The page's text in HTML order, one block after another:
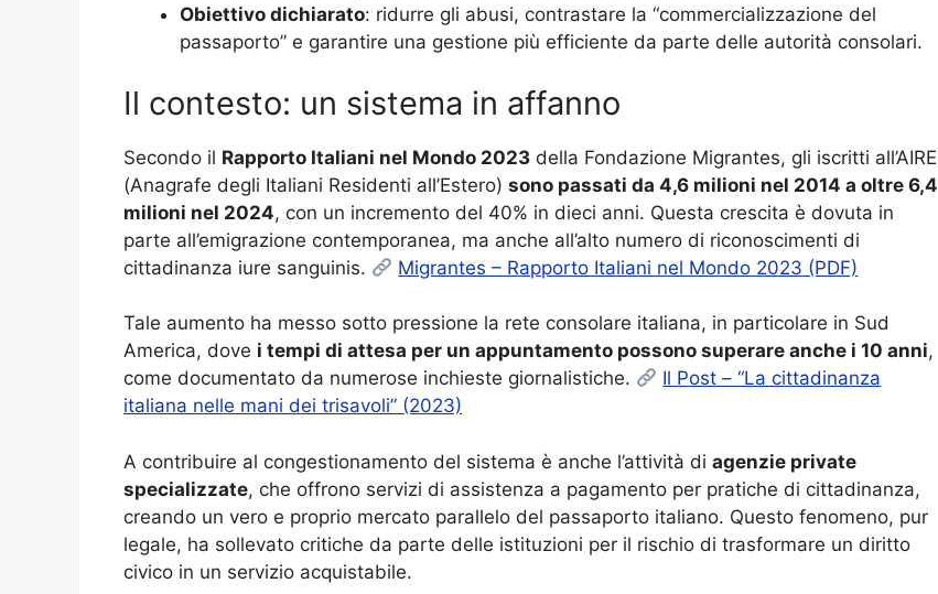
Obiettivo dichiarato: ridurre gli abusi, contrastare la “commercializzazione del
passaporto” e garantire una gestione più efficiente da parte delle autorità consolari.
Il contesto: un sistema in affanno
Secondo il Rapporto Italiani nel Mondo 2023 della Fondazione Migrantes, gli iscritti all’AIRE
(Anagrafe degli Italiani Residenti all’Estero) sono passati da 4,6 milioni nel 2014 a oltre 6,4
milioni nel 2024, con un incremento del 40% in dieci anni. Questa crescita è dovuta in
parte all’emigrazione contemporanea, ma anche all’alto numero di riconoscimenti di
cittadinanza iure sanguinis.
Migrantes – Rapporto Italiani nel Mondo 2023 (PDF)
Tale aumento ha messo sotto pressione la rete consolare italiana, in particolare in Sud
America, dove i tempi di attesa per un appuntamento possono superare anche i 10 anni,
come documentato da numerose inchieste giornalistiche.
Il Post – “La cittadinanza
italiana nelle mani dei trisavoli” (2023)
A contribuire al congestionamento del sistema è anche l’attività di agenzie private
specializzate, che offrono servizi di assistenza a pagamento per pratiche di cittadinanza,
creando un vero e proprio mercato parallelo del passaporto italiano. Questo fenomeno, pur
legale, ha sollevato critiche da parte delle istituzioni per il rischio di trasformare un diritto
civico in un servizio acquistabile.